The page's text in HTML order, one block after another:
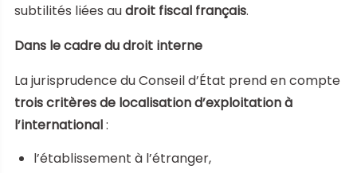
subtilités liées audroit fiscal français.
Dans le cadre du droit interne
La jurisprudence du Conseil d’État prend en compte
trois critères de localisation d’exploitation à
l’international:
l’établissement à l’étranger,